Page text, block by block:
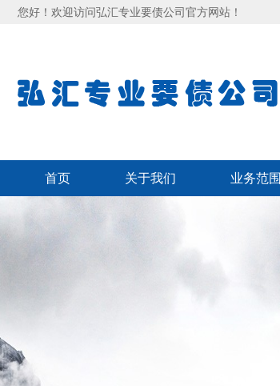
您好！欢迎访问弘汇专业要债公司官方网站！
首页 关于我们 业务范围